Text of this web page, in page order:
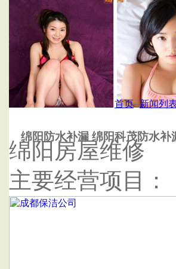
绵阳防水补漏 绵阳科茂防水补
杭州泰鑫防水补漏公司
首页--新闻列
绵阳房屋维修
主要经营项目：